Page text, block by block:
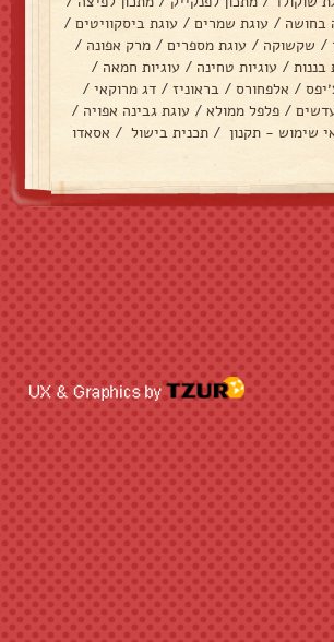
בחושה / עוגת שמרים / עוגת ביסקוויטים /
/ שקשוקה / עוגת מספרים / מרק אפונה /
בננות / עוגיות טחינה / עוגיות חמאה /
/ אלפחורס / בראוניז / דג מרוקאי /
/ פלפל ממולא / עוגת גבינה אפויה /
שימוש - תקנון / תכנית בישול / אסאדו